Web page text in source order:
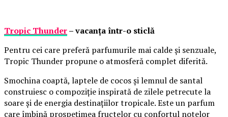
Tropic Thunder– vacanța într-o sticlă
Pentru cei care preferă parfumurile mai calde și senzuale,
Tropic Thunder propune o atmosferă complet diferită.
Smochina coaptă, laptele de cocos și lemnul de santal
construiesc o compoziție inspirată de zilele petrecute la
soare și de energia destinațiilor tropicale. Este un parfum
care îmbină prospețimea fructelor cu confortul notelor